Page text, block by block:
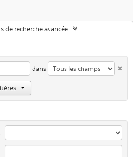
de recherche avancée
dans